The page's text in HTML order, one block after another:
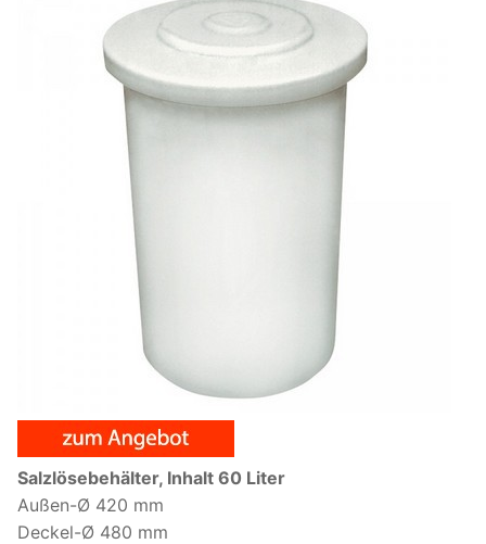
Salzlösebehälter, Inhalt 60 Liter
Außen-Ø 420 mm
Deckel-Ø 480 mm